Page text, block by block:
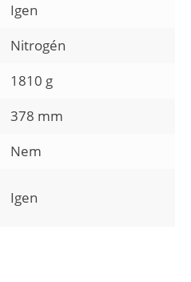
Igen
Nitrogén
1810 g
378 mm
Nem
Igen